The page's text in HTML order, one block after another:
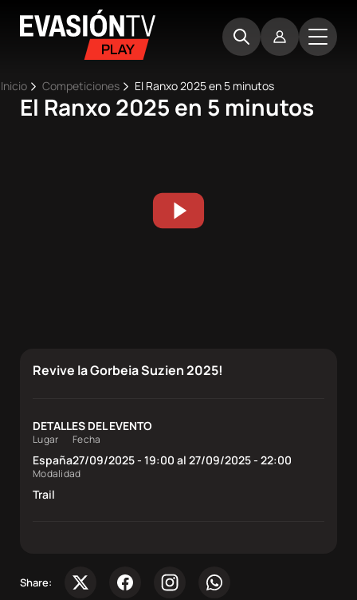
Ruta
de
Inicio Competiciones El Ranxo 2025 en 5 minutos
El Ranxo 2025 en 5 minutos
Revive la Gorbeia Suzien 2025!
DETALLES DEL EVENTO
Lugar
España
Fecha
27/09/2025 - 19:00 al 27/09/2025 - 22:00
Modalidad
Trail
Share:
Main
Inicio
Sobre
nosotros
Contacta
Atletas